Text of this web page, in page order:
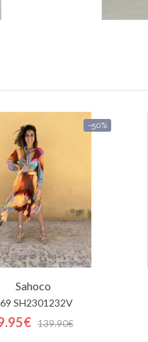
-50%
Sahoco
SH2301232V
139.90€